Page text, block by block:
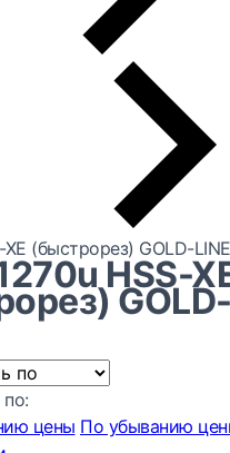
XE (быстрорез) GOLD-LINE
HSS-
цены По убыванию